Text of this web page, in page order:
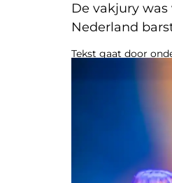
De vakjury
Nederland
Tekst gaat door